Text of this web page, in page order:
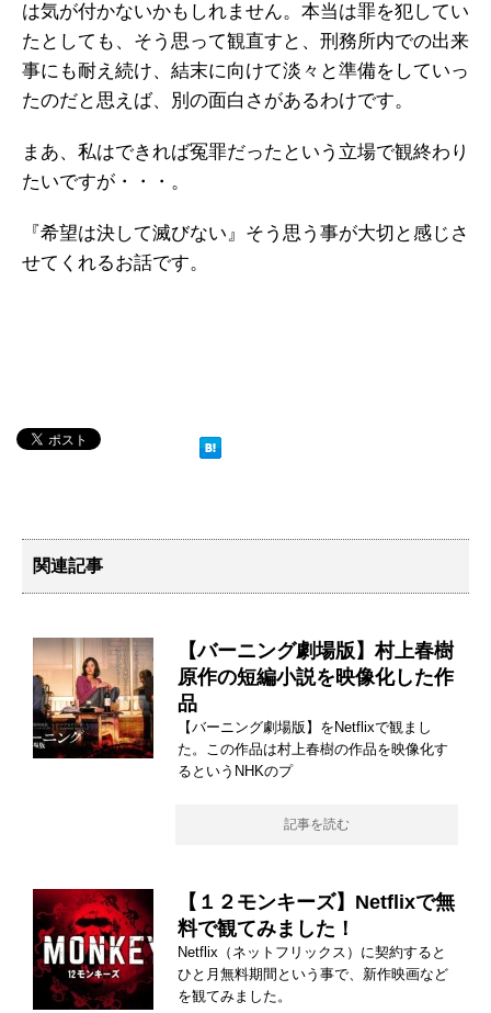
は気が付かないかもしれません。本当は罪を犯してい
たとしても、そう思って観直すと、刑務所内での出来
事にも耐え続け、結末に向けて淡々と準備をしていっ
たのだと思えば、別の面白さがあるわけです。
まあ、私はできれば冤罪だったという立場で観終わり
たいですが・・・。
『希望は決して滅びない』そう思う事が大切と感じさ
せてくれるお話です。
関連記事
【バーニング劇場版】村上春樹
原作の短編小説を映像化した作
品
【バーニング劇場版】をNetflixで観まし
た。この作品は村上春樹の作品を映像化す
るというNHKのプ
記事を読む
【１２モンキーズ】Netflixで無
料で観てみました！
Netflix（ネットフリックス）に契約すると
ひと月無料期間という事で、新作映画など
を観てみました。